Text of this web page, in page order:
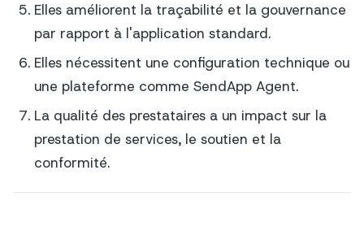
Elles améliorent la traçabilité et la gouvernance
par rapport à l'application standard.
Elles nécessitent une configuration technique ou
une plateforme comme SendApp Agent.
La qualité des prestataires a un impact sur la
prestation de services, le soutien et la
conformité.